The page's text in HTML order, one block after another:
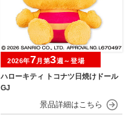
ハローキティ トコナツ日焼けドール
GJ
2026年7月第3週～登場